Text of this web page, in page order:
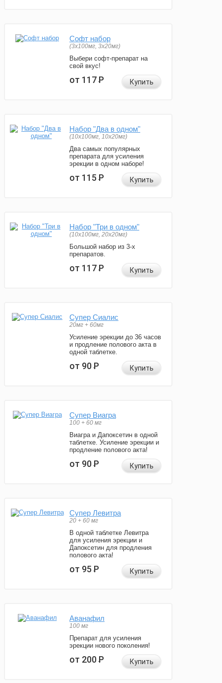
Софт набор
(3x100мг, 3x20мг)
Выбери софт-препарат на
свой вкус!
от 117Р Купить
Набор "Два в одном"
(10x100мг, 10x20мг)
Два самых популярных
препарата для усиления
эрекции в одном наборе!
от 115Р Купить
Набор "Три в одном"
(10x100мг, 20x20мг)
Большой набор из 3-х
препаратов.
от 117Р Купить
Супер Сиалис
20мг + 60мг
Усиление эрекции до 36 часов
и продление полового акта в
одной таблетке.
от 90Р Купить
Супер Виагра
100 + 60 мг
Виагра и Дапоксетин в одной
таблетке. Усиление эрекции и
продление полового акта!
от 90Р Купить
Супер Левитра
20 + 60 мг
В одной таблетке Левитра
для усиления эрекции и
Дапоксетин для продления
полового акта!
от 95Р Купить
Аванафил
100 мг
Препарат для усиления
эрекции нового поколения!
от 200Р Купить